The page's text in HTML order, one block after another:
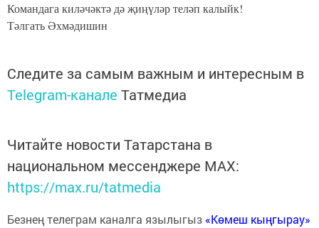
Командага киләчәктә дә җиңүләр теләп калыйк!
Тәлгать Әхмәдишин
Следите за самым важным и интересным в
Telegram-канале Татмедиа
Читайте новости Татарстана в
национальном мессенджере MАХ:
https://max.ru/tatmedia
Безнең телеграм каналга язылыгыз «Көмеш кыңгырау»